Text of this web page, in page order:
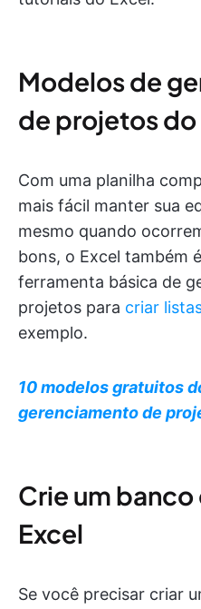
Modelos de
de projetos do
Com uma planilha
mais fácil manter sua
mesmo quando
bons, o Excel também
ferramenta básica de
projetos para criar
exemplo.
10 modelos gratuitos
gerenciamento de
Crie um
Excel
Se você precisar criar